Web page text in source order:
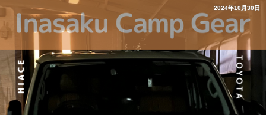
2024年10月30日